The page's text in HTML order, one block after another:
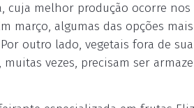
cuja melhor produção ocorre nos
algumas das opções mais
outro lado, vegetais fora de
vezes, precisam ser